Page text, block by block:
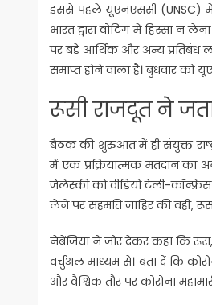
इससे पहले यूएनएससी (UNSC) में
भारत द्वारा वोटिंग में हिस्सा न
पर बड़े आर्थिक और अन्य प्रतिबंध
समाप्त होने वाला है। बुधवार
रूसी राजदूत ने
बैठक की शुरुआत में ही संयुक्त राष्ट्र
में एक प्रक्रियात्मक मतदान का
जेलेंस्की को वीडियो टेली-
लेने पर सहमति जाहिर की वहीं,
नेबेंजिया ने जोर देकर कहा कि रूस,
वर्चुअल माध्यम से। बता दें कि
और वैश्विक तौर पर कोरोना